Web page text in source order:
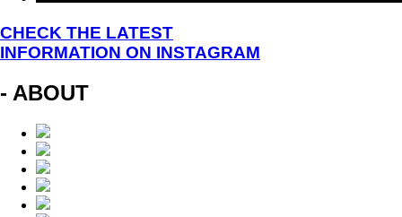
CHECK THE LATEST
INFORMATION ON INSTAGRAM
- ABOUT